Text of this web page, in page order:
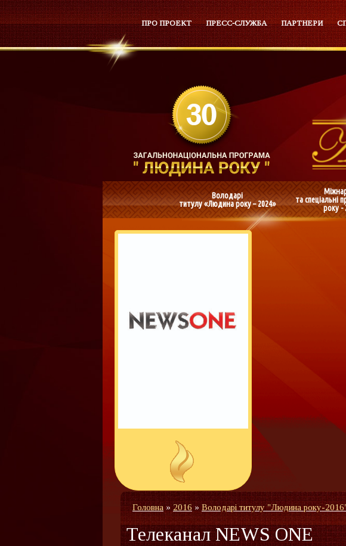
ПРО ПРОЕКТ ПРЕСС-СЛУЖБА ПАРТНЕРИ
Володарі
титулу «Людина року – 2024»
та спеціальні
року -
Головна» 2016 » Володарі титулу "Людина року-
Телеканал NEWS ONE